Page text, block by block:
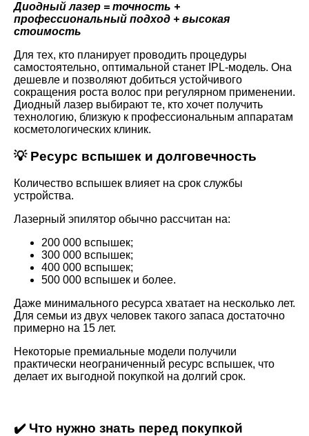
Диодный лазер = точность +
профессиональный подход + высокая
стоимость
Для тех, кто планирует проводить процедуры
самостоятельно, оптимальной станет IPL-модель. Она
дешевле и позволяют добиться устойчивого
сокращения роста волос при регулярном применении.
Диодный лазер выбирают те, кто хочет получить
технологию, близкую к профессиональным аппаратам
косметологических клиник.
💡 Ресурс вспышек и долговечность
Количество вспышек влияет на срок службы
устройства.
Лазерный эпилятор обычно рассчитан на:
200 000 вспышек;
300 000 вспышек;
400 000 вспышек;
500 000 вспышек и более.
Даже минимального ресурса хватает на несколько лет.
Для семьи из двух человек такого запаса достаточно
примерно на 15 лет.
Некоторые премиальные модели получили
практически неограниченный ресурс вспышек, что
делает их выгодной покупкой на долгий срок.
✔️ Что нужно знать перед покупкой